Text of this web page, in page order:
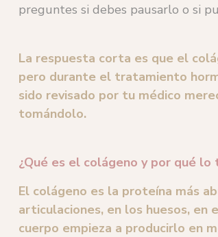
preguntes si debes pausarlo o si
La respuesta corta es que el
pero durante el tratamiento
sido revisado por tu médico
tomándolo.
¿Qué es el colágeno y por qué lo
El colágeno es la proteína más
articulaciones, en los huesos, en
cuerpo empieza a producirlo en